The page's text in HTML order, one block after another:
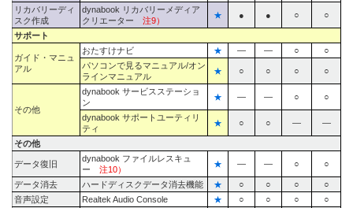
リカバリーディ
スク作成
dynabook リカバリーメディア
クリエーター 注9）
★ ● ● ○ ○
サポート
ガイド・マニュ
アル
おたすけナビ ★ ― ― ○
○
パソコンで見るマニュアル/オン
ラインマニュアル
★ ○ ○ ○ ○
その他
dynabook サービスステーショ
ン
★ ― ― ○ ○
dynabook サポートユーティリ
ティ
★ ○ ○ ― ―
その他
データ復旧
dynabook ファイルレスキュ
ー 注10）
★ ― ― ○ ○
データ消去 ハードディスクデータ消去機能 ★ ○ ○ ○
○
音声設定
Realtek Audio Console ★ ○ ○ ○ ○